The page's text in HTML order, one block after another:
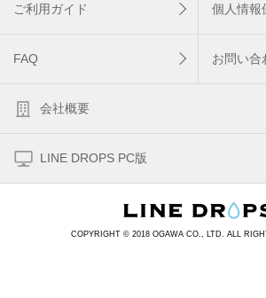
ご利用ガイド 個人情報
FAQ お問い合
会社概要
LINE DROPS PC版
COPYRIGHT © 2018 OGAWA CO., LTD. ALL